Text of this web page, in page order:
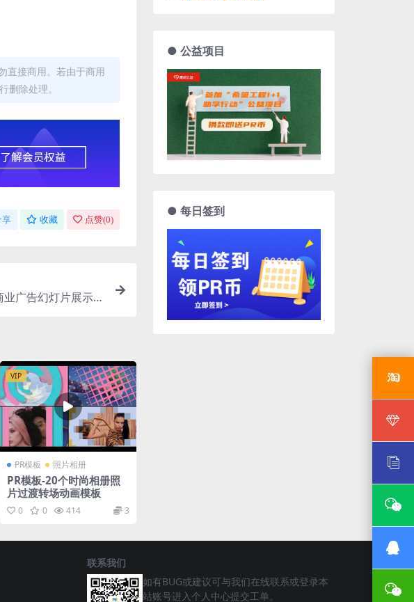
直接商用。若由于商用
删除处理。
享 收藏 点赞(0)
广告幻灯片展示模
VIP
PR模板 照片相册
PR模板-20个时尚相册照
片过渡转场动画模板
0 0 414 3
● 公益项目
● 每日签到
联系我们
如有BUG或建议可与我们在线联系或登录本
站账号进入个人中心提交工单。